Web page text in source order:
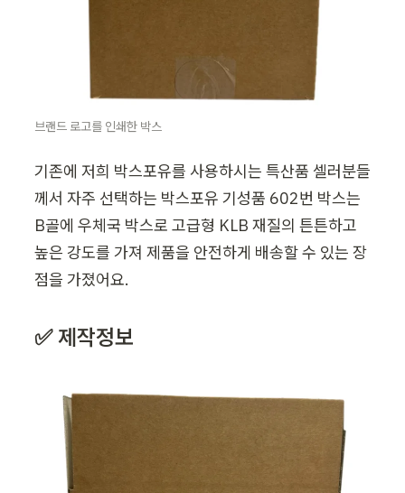
브랜드 로고를 인쇄한 박스
기존에 저희 박스포유를 사용하시는 특산품 셀러분들
께서 자주 선택하는 박스포유 기성품 602번 박스는
B골에 우체국 박스로 고급형 KLB 재질의 튼튼하고
높은 강도를 가져 제품을 안전하게 배송할 수 있는 장
점을 가졌어요.
✅ 제작정보